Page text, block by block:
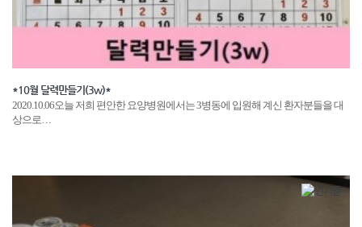
*10월 달력만들기(3w)*
2020.10.06오늘 저희 편안한 요양병원에서는 3병동에 입원해 계신 환자분들을 대
상으로…